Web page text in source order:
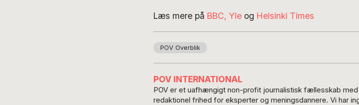
Læs mere på BBC, Yle og Helsinki Times
POV Overblik
POV INTERNATIONAL
POV er et uafhængigt non-profit journalistisk fællesskab
redaktionel frihed for eksperter og meningsdannere. Vi har